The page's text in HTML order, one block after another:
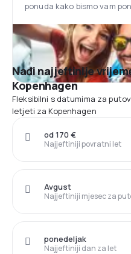
ponuda kako bismo vam
Nađi najjeftinije
Kopenhagen
Fleksibilni s datumima za
letjeti za Kopenhagen
Najjeftiniji povratni let
od 170 €
Najjeftiniji mjesec za
Avgust
Najjeftiniji dan za let
ponedeljak